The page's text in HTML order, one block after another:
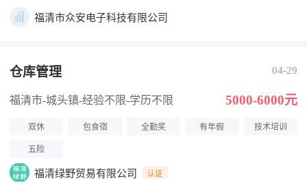
福清市众安电子科技有限公司
仓库管理 04-29
福清市-城头镇-经验不限-学历不限 5000-6000元
双休 包食宿 全勤奖 有年假 技术培训
五险
福清绿野贸易有限公司 认证